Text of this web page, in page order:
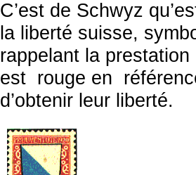
C’est de Schwyz
la liberté suisse,
rappelant la
est rouge en
d’obtenir leur liberté.